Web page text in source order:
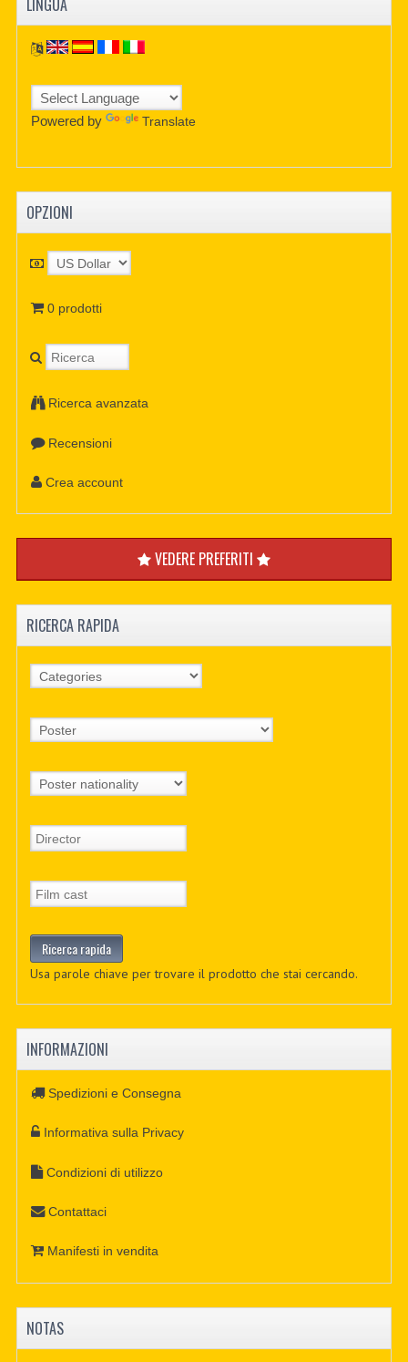
LINGUA
Powered by Translate
OPZIONI
0 prodotti
Ricerca avanzata
Recensioni
Crea account
VEDERE PREFERITI
RICERCA RAPIDA
Usa parole chiave per trovare il prodotto che stai cercando.
INFORMAZIONI
Spedizioni e Consegna
Informativa sulla Privacy
Condizioni di utilizzo
Contattaci
Manifesti in vendita
NOTAS